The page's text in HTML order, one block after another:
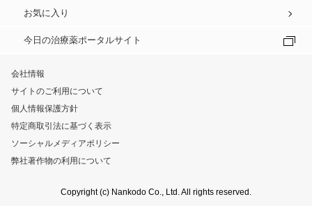
お気に入り
今日の治療薬ポータルサイト
会社情報
サイトのご利用について
個人情報保護方針
特定商取引法に基づく表示
ソーシャルメディアポリシー
弊社著作物の利用について
Copyright (c) Nankodo Co., Ltd. All rights reserved.